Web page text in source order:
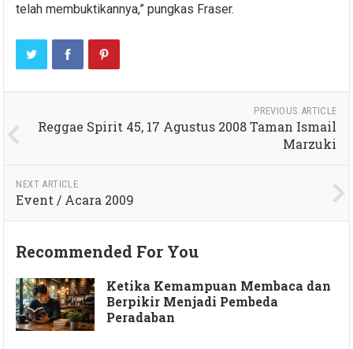
telah membuktikannya,” pungkas Fraser.
PREVIOUS ARTICLE
Reggae Spirit 45, 17 Agustus 2008 Taman Ismail
Marzuki
NEXT ARTICLE
Event / Acara 2009
Recommended For You
Ketika Kemampuan Membaca dan
Berpikir Menjadi Pembeda
Peradaban